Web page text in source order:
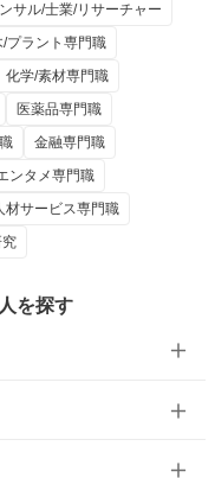
サル/士業/リサーチャー
/プラント専門職
化学/素材専門職
医薬品専門職
金融専門職
ンタメ専門職
材サービス専門職
を探す